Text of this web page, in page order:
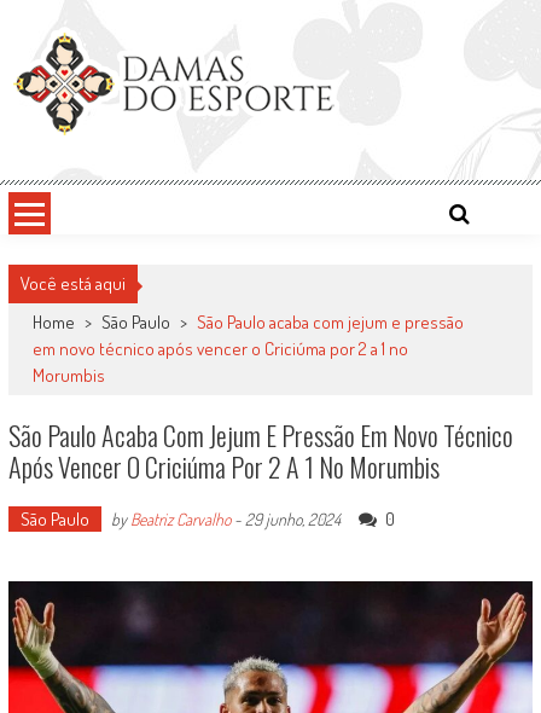
content
Damas do Esporte
Você está aqui
Home > São Paulo > São Paulo acaba com jejum e pressão
em novo técnico após vencer o Criciúma por 2 a 1 no
Morumbis
São Paulo Acaba Com Jejum E Pressão Em Novo Técnico
Após Vencer O Criciúma Por 2 A 1 No Morumbis
São Paulo byBeatriz Carvalho- 29 junho, 2024 0